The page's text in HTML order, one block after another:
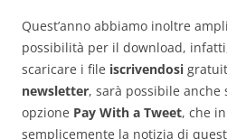
Quest’anno abbiamo inoltre
possibilità per il download,
scaricare i file iscrivendosi
newsletter, sarà possibile anche
opzione Pay With a Tweet, che
semplicemente la notizia di